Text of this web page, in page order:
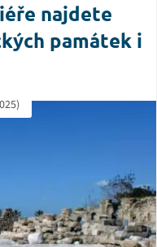
najdete
památek i